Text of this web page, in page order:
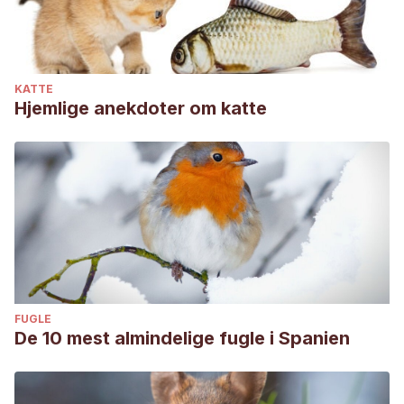
contagious companions. In Proceedings (pp. 23-25).
Austria: International Society for Infectious Diseases.
http://beta.isid.org/events/archives/IMED2007/Downloads/
Mochizuki, M., Yachi, A., Ohshima, T., Ohuchi, A., &
Ishida, T. (2008).
infections of household dogs.Journal of Veterinary
Medical Science
, 70(6), 563-569.
KATTE
Hjemlige anekdoter om katte
FUGLE
De 10 mest almindelige fugle i Spanien